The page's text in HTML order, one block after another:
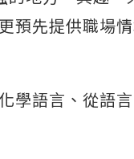
預先提供職場
學語言、從語